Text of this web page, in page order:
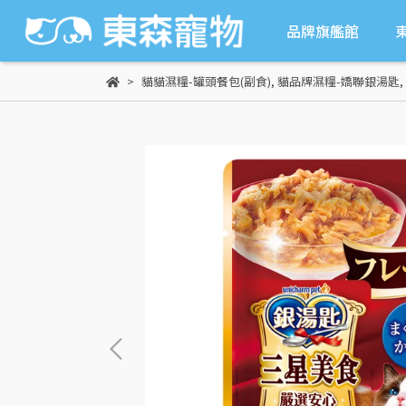
品牌旗艦館
貓貓濕糧-罐頭餐包(副食), 貓品牌濕糧-嬌聯銀湯匙,